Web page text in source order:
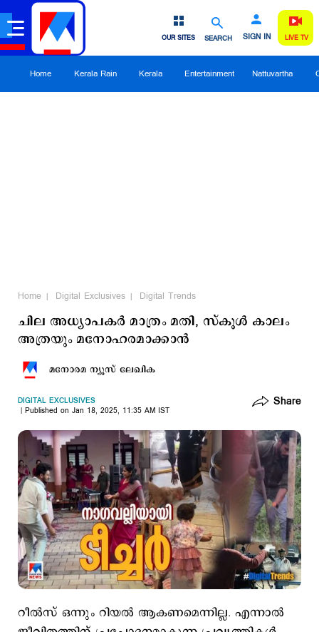
SEARCH SIGN IN
OUR SITES LIVE TV
Home Kerala Rain Kerala Entertainment Nattuvartha
Home Digital Exclusives Digital Trends
ചില അധ്യാപകര്‍ മാത്രം മതി, സ്കൂള്‍ കാലം
അത്രയും മനോഹരമാക്കാന്‍
മനോരമ ന്യൂസ് ലേഖിക
DIGITAL EXCLUSIVES
Published on Jan 18, 2025, 11:35 AM IST
Share
റീല്‍സ് ഒന്നും റിയല്‍ ആകണമെന്നില്ല. എന്നാല്‍